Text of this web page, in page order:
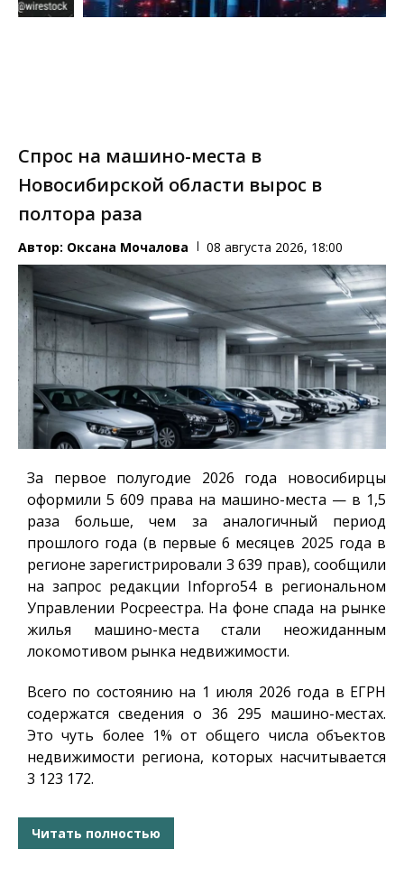
Спрос на машино-места в
Новосибирской области вырос в
полтора раза
Автор: Оксана Мочалова 08 августа 2026, 18:00
За первое полугодие 2026 года новосибирцы
оформили 5 609 права на машино-места — в 1,5
раза больше, чем за аналогичный период
прошлого года (в первые 6 месяцев 2025 года в
регионе зарегистрировали 3 639 прав), сообщили
на запрос редакции Infopro54в региональном
Управлении Росреестра. На фоне спада на рынке
жилья машино-места стали неожиданным
локомотивом рынка недвижимости.
Всего по состоянию на 1 июля 2026 года в ЕГРН
содержатся сведения о 36 295 машино-местах.
Это чуть более 1% от общего числа объектов
недвижимости региона, которых насчитывается
3 123 172.
Читать полностью